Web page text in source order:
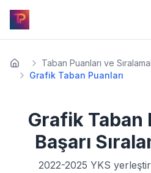
Taban Puanları ve
Grafik Taban Puanları
Grafik Taban
Başarı
2022-2025 YKS